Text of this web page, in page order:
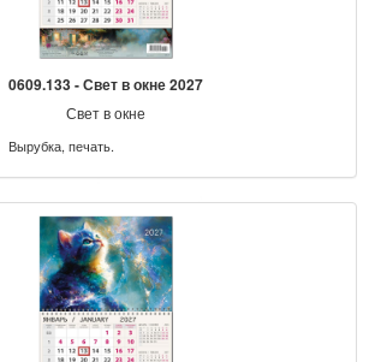
0609.133 - Свет в окне 2027
Свет в окне
Вырубка, печать.